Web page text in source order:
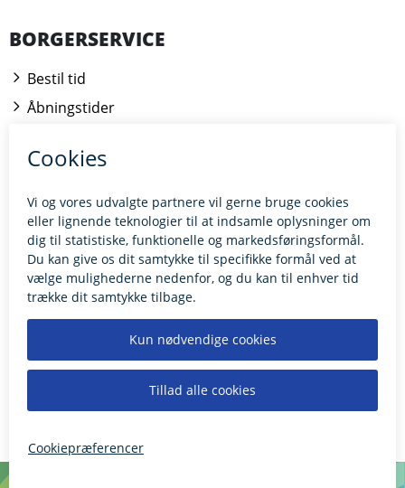
BORGERSERVICE
Bestil tid
Åbningstider
Kontakt borgerrådgiveren
BILLUND.DK
Tilgængelighedserklæring
Giv feedback til hjemmesiden